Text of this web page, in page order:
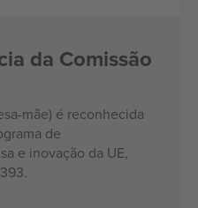
da Comissão
mãe) é reconhecida
de
e inovação da UE,